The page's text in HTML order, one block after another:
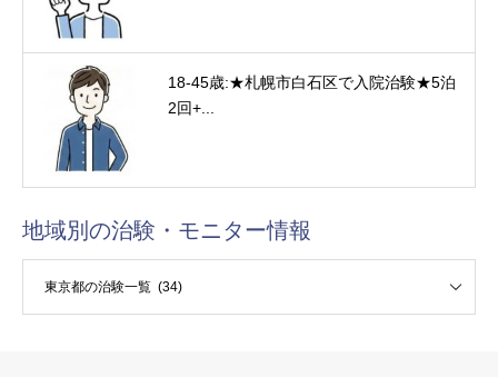
18-45歳:★札幌市白石区で入院治験★5泊
2回+...
地域別の治験・モニター情報